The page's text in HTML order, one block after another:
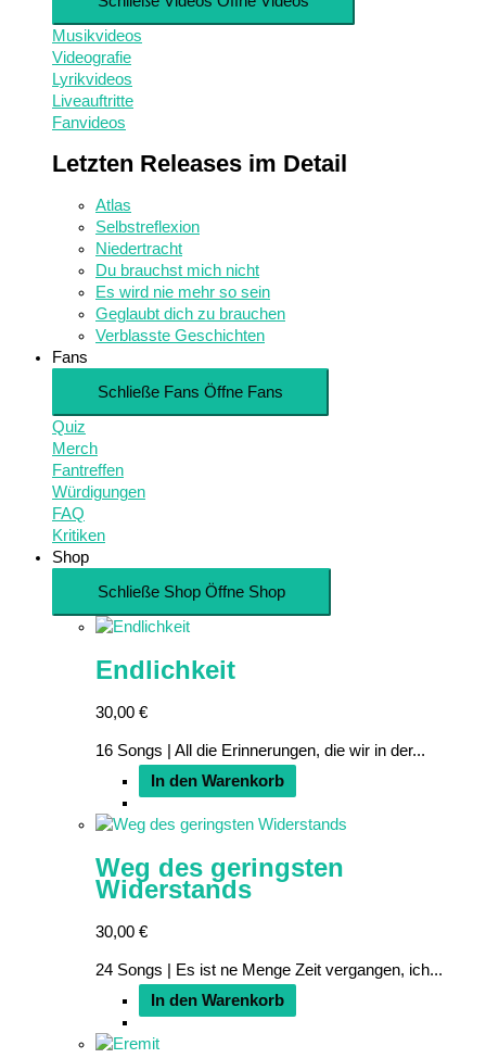
Musikvideos
Videografie
Lyrikvideos
Liveauftritte
Fanvideos
Letzten Releases im Detail
Atlas
Selbstreflexion
Niedertracht
Du brauchst mich nicht
Es wird nie mehr so sein
Geglaubt dich zu brauchen
Verblasste Geschichten
Fans
Schließe Fans Öffne Fans
Quiz
Merch
Fantreffen
Würdigungen
FAQ
Kritiken
Shop
Schließe Shop Öffne Shop
Endlichkeit
30,00 €
16 Songs | All die Erinnerungen, die wir in der...
In den Warenkorb
Weg des geringsten
Widerstands
30,00 €
24 Songs | Es ist ne Menge Zeit vergangen, ich...
In den Warenkorb